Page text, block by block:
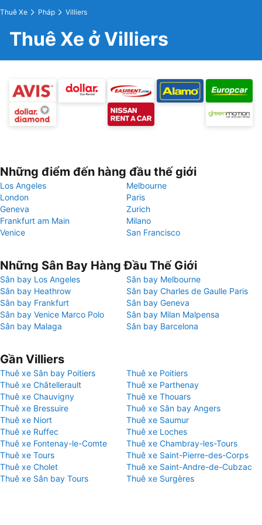
Thuê Xe Pháp Villiers
Thuê Xe ở Villiers
Những điểm đến hàng đầu thế giới
Los Angeles
Melbourne
London
Paris
Geneva
Zurich
Frankfurt am Main
Milano
Venice
San Francisco
Những Sân Bay Hàng Đầu Thế Giới
Sân bay Los Angeles
Sân bay Melbourne
Sân bay Heathrow
Sân bay Charles de Gaulle Paris
Sân bay Frankfurt
Sân bay Geneva
Sân bay Venice Marco Polo
Sân bay Milan Malpensa
Sân bay Malaga
Sân bay Barcelona
Gần Villiers
Thuê xe Sân bay Poitiers
Thuê xe Poitiers
Thuê xe Châtellerault
Thuê xe Parthenay
Thuê xe Chauvigny
Thuê xe Thouars
Thuê xe Bressuire
Thuê xe Sân bay Angers
Thuê xe Niort
Thuê xe Saumur
Thuê xe Ruffec
Thuê xe Loches
Thuê xe Fontenay-le-Comte
Thuê xe Chambray-les-Tours
Thuê xe Tours
Thuê xe Saint-Pierre-des-Corps
Thuê xe Cholet
Thuê xe Saint-Andre-de-Cubzac
Thuê xe Sân bay Tours
Thuê xe Surgères